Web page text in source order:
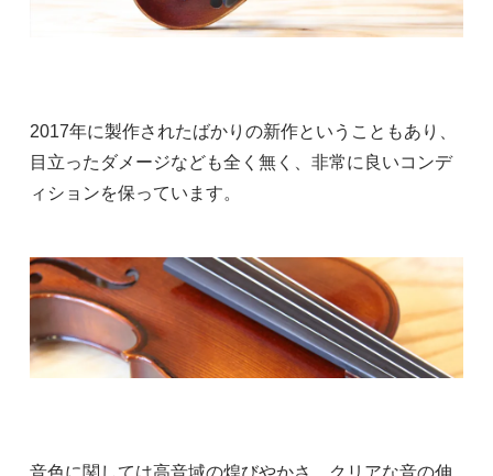
2017年に製作されたばかりの新作ということもあり、
目立ったダメージなども全く無く、非常に良いコンデ
ィションを保っています。
音色に関しては高音域の煌びやかさ、クリアな音の伸